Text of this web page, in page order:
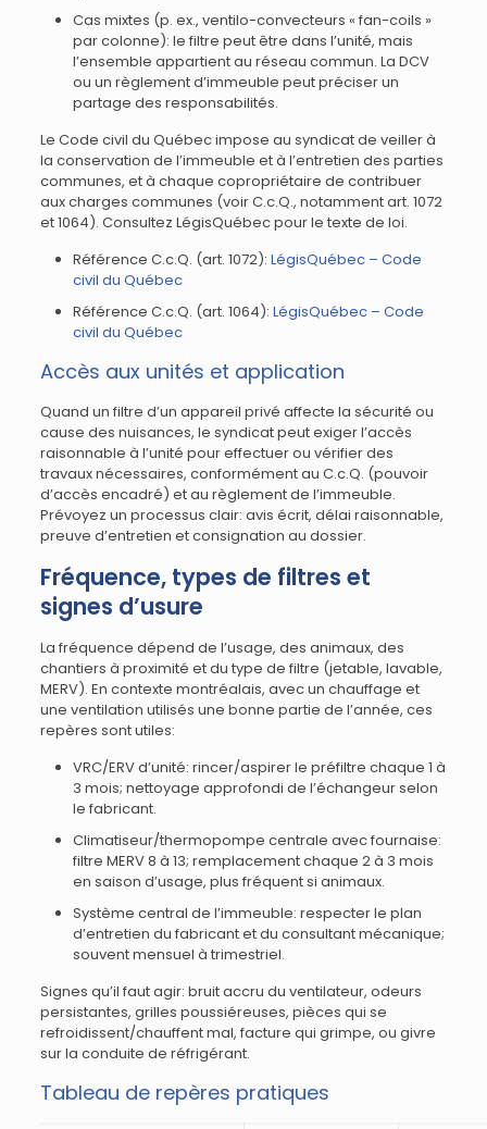
Cas mixtes (p. ex., ventilo-convecteurs « fan-coils »
par colonne): le filtre peut être dans l’unité, mais
l’ensemble appartient au réseau commun. La DCV
ou un règlement d’immeuble peut préciser un
partage des responsabilités.
Le Code civil du Québec impose au syndicat de veiller à
la conservation de l’immeuble et à l’entretien des parties
communes, et à chaque copropriétaire de contribuer
aux charges communes (voir C.c.Q., notamment art. 1072
et 1064). Consultez LégisQuébec pour le texte de loi.
Référence C.c.Q. (art. 1072): LégisQuébec – Code
civil du Québec
Référence C.c.Q. (art. 1064): LégisQuébec – Code
civil du Québec
Accès aux unités et application
Quand un filtre d’un appareil privé affecte la sécurité ou
cause des nuisances, le syndicat peut exiger l’accès
raisonnable à l’unité pour effectuer ou vérifier des
travaux nécessaires, conformément au C.c.Q. (pouvoir
d’accès encadré) et au règlement de l’immeuble.
Prévoyez un processus clair: avis écrit, délai raisonnable,
preuve d’entretien et consignation au dossier.
Fréquence, types de filtres et
signes d’usure
La fréquence dépend de l’usage, des animaux, des
chantiers à proximité et du type de filtre (jetable, lavable,
MERV). En contexte montréalais, avec un chauffage et
une ventilation utilisés une bonne partie de l’année, ces
repères sont utiles:
VRC/ERV d’unité: rincer/aspirer le préfiltre chaque 1 à
3 mois; nettoyage approfondi de l’échangeur selon
le fabricant.
Climatiseur/thermopompe centrale avec fournaise:
filtre MERV 8 à 13; remplacement chaque 2 à 3 mois
en saison d’usage, plus fréquent si animaux.
Système central de l’immeuble: respecter le plan
d’entretien du fabricant et du consultant mécanique;
souvent mensuel à trimestriel.
Signes qu’il faut agir: bruit accru du ventilateur, odeurs
persistantes, grilles poussiéreuses, pièces qui se
refroidissent/chauffent mal, facture qui grimpe, ou givre
sur la conduite de réfrigérant.
Tableau de repères pratiques